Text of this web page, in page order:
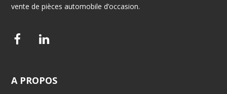
vente de pièces automobile d’occasion.
F
e
L
k
A PROPOS